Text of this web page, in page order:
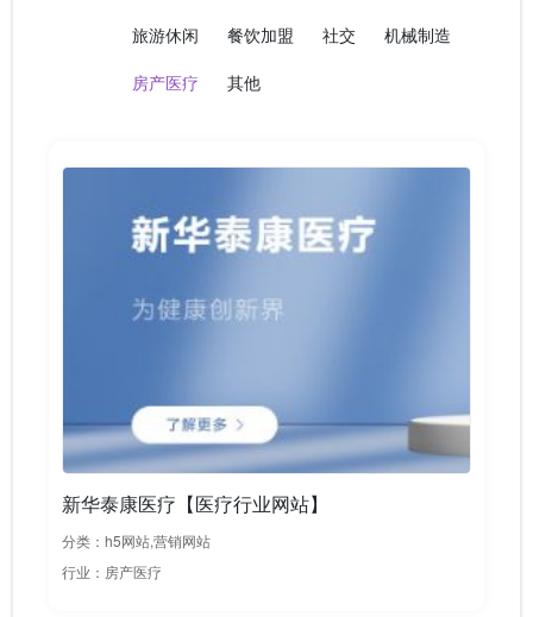
旅游休闲
餐饮加盟 社交
机械制造
房产医疗
其他
新华泰康医疗【医疗行业网站】
分类：h5网站,营销网站
行业：房产医疗